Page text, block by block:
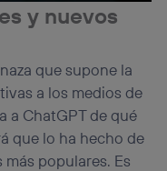
y nuevos
que supone la
a los medios de
a ChatGPT de qué
que lo ha hecho de
populares. Es